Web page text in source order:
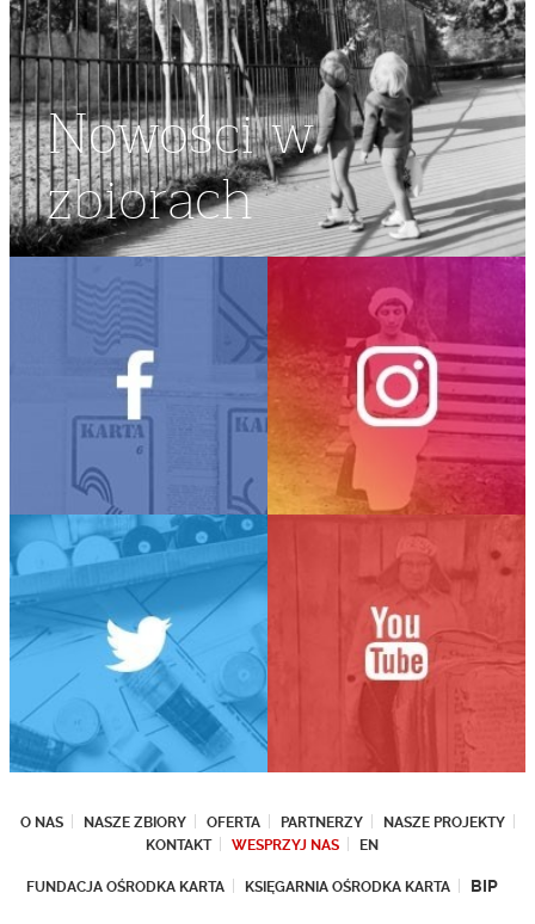
Nowości w
zbiorach
O NAS NASZE ZBIORY OFERTA PARTNERZY
NASZE PROJEKTY
KONTAKT
WESPRZYJ NAS EN
FUNDACJA OŚRODKA KARTA KSIĘGARNIA OŚRODKA KARTA BIP